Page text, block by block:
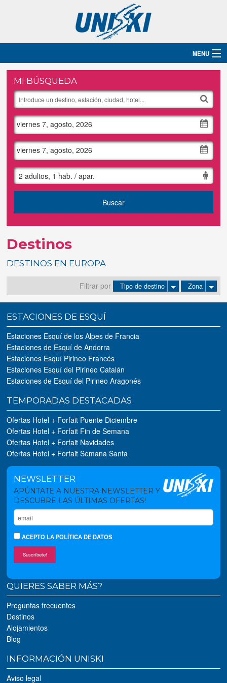
MENU
Inicio
Destinos
Hoteles
Grupos
Contacto
Tus reservas
Inicia sessión
Regístrate
MI BÚSQUEDA
viernes 7, agosto, 2026
viernes 7, agosto, 2026
2 adultos, 1 hab. / apar.
Buscar
Destinos
DESTINOS EN EUROPA
Filtrar por Tipo de destino Zona
ESTACIONES DE ESQUÍ
Estaciones Esquí de los Alpes de Francia
Estaciones de Esquí de Andorra
Estaciones Esquí Pirineo Francés
Estaciones Esquí del Pirineo Catalán
Estaciones de Esquí del Pirineo Aragonés
TEMPORADAS DESTACADAS
Ofertas Hotel + Forfait Puente Diciembre
Ofertas Hotel + Forfait Fin de Semana
Ofertas Hotel + Forfait Navidades
Ofertas Hotel + Forfait Semana Santa
NEWSLETTER
APÚNTATE A NUESTRA NEWSLETTER Y
DESCUBRE LAS ÚLTIMAS OFERTAS!
ACEPTOLA POLÍTICA DE DATOS
Suscríbete!
QUIERES SABER MÁS?
Preguntas frecuentes
Destinos
Alojamientos
Blog
INFORMACIÓN UNISKI
Aviso legal